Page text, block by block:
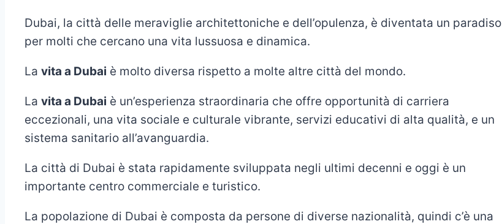
Dubai, la città delle meraviglie architettoniche e dell’opulenza, è diventata un paradiso
per molti che cercano una vita lussuosa e dinamica.
La vita a Dubai è molto diversa rispetto a molte altre città del mondo.
La vita a Dubai è un’esperienza straordinaria che offre opportunità di carriera
eccezionali, una vita sociale e culturale vibrante, servizi educativi di alta qualità, e un
sistema sanitario all’avanguardia.
La città di Dubai è stata rapidamente sviluppata negli ultimi decenni e oggi è un
importante centro commerciale e turistico.
La popolazione di Dubai è composta da persone di diverse nazionalità, quindi c’è una